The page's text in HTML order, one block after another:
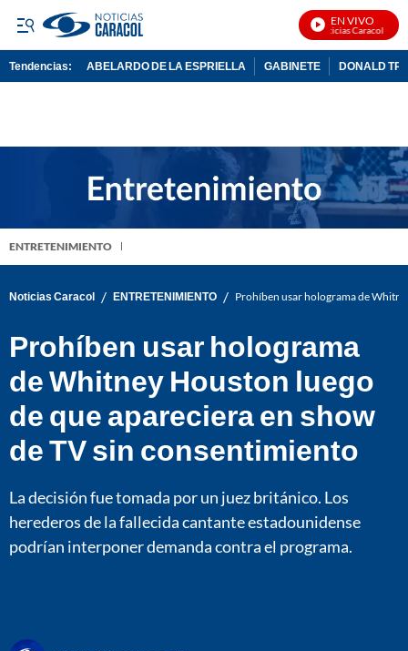
EN VIVO
Noticias Caracol En
Tendencias: ABELARDO DE LA ESPRIELLA GABINETE DONALD
ENTRETENIMIENTO
Noticias Caracol / ENTRETENIMIENTO / Prohíben usar holograma de
Prohíben usar holograma
de Whitney Houston luego
de que apareciera en show
de TV sin consentimiento
La decisión fue tomada por un juez británico. Los
herederos de la fallecida cantante estadounidense
podrían interponer demanda contra el programa.